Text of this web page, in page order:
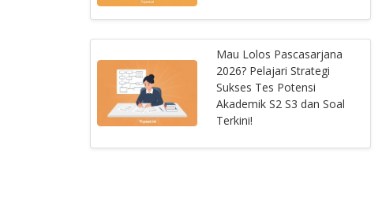
Mau Lolos Pascasarjana
2026? Pelajari Strategi
Sukses Tes Potensi
Akademik S2 S3 dan Soal
Terkini!